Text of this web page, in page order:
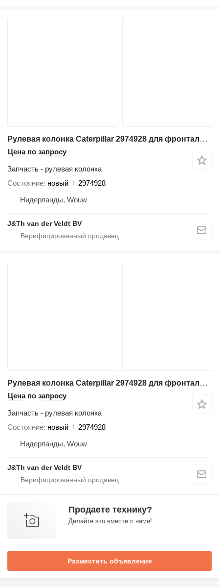
Рулевая колонка Caterpillar 2974928 для фронтального погрузчика Caterpillar 972G 966G 950H 980H 962H 872H 972H 836H 966H 980GII 962GII 972GII 966GII 950HII
Цена по запросу
Запчасть - рулевая колонка
Состояние новый
2974928
Нидерланды, Wouw
J&Th van der Veldt BV
Рулевая колонка Caterpillar 2974928 для фронтального погрузчика Caterpillar 92G 972G 966G 950H 962H 972H 836H 966H 950GII 980GII 962GII 972GII 966GII
Цена по запросу
Запчасть - рулевая колонка
Состояние новый
2974928
Нидерланды, Wouw
J&Th van der Veldt BV
Продаете технику?
Делайте это вместе с нами!
Разместить объявление